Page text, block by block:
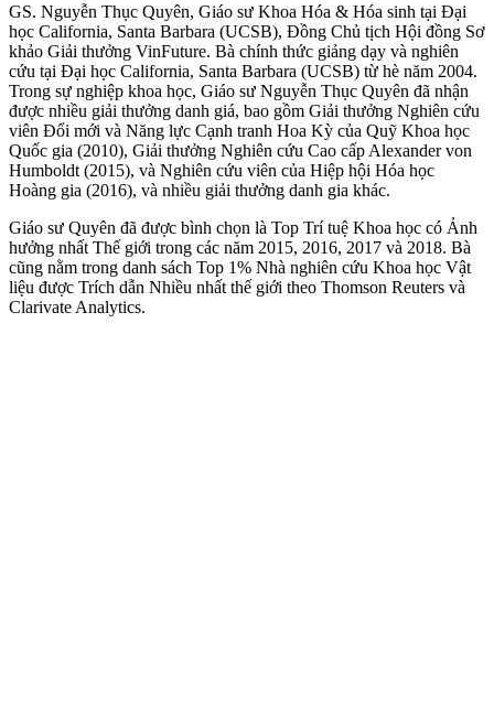
GS. Nguyễn Thục Quyên, Giáo sư Khoa Hóa & Hóa sinh tại Đại
học California, Santa Barbara (UCSB), Đồng Chủ tịch Hội đồng Sơ
khảo Giải thưởng VinFuture. Bà chính thức giảng dạy và nghiên
cứu tại Đại học California, Santa Barbara (UCSB) từ hè năm 2004.
Trong sự nghiệp khoa học, Giáo sư Nguyễn Thục Quyên đã nhận
được nhiều giải thưởng danh giá, bao gồm Giải thưởng Nghiên cứu
viên Đổi mới và Năng lực Cạnh tranh Hoa Kỳ của Quỹ Khoa học
Quốc gia (2010), Giải thưởng Nghiên cứu Cao cấp Alexander von
Humboldt (2015), và Nghiên cứu viên của Hiệp hội Hóa học
Hoàng gia (2016), và nhiều giải thưởng danh gia khác.
Giáo sư Quyên đã được bình chọn là Top Trí tuệ Khoa học có Ảnh
hưởng nhất Thế giới trong các năm 2015, 2016, 2017 và 2018. Bà
cũng nằm trong danh sách Top 1% Nhà nghiên cứu Khoa học Vật
liệu được Trích dẫn Nhiều nhất thế giới theo Thomson Reuters và
Clarivate Analytics.